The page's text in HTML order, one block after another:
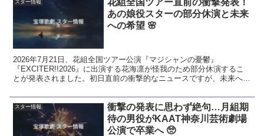
スター情報
あの娘役スターの部分休演と未来
への希望 🌸
2026年7月21日、花組全国ツアー公演『マジシャンの憂鬱』
『EXCITER!!2026』に出演する花海凛が怪我のため部分休演するこ
とが発表されました。初日直前の衝撃的なニュースですが、未来への
送ります。
スター情報
衝撃の発表に思わず絶句…月組期
待の男役がKAAT神奈川芸術劇場
公演で卒業へ 🥺